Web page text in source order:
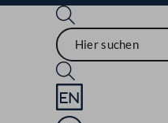
Sprache English